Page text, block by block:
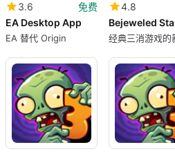
3.6
免费
EA Desktop App
EA 替代 Origin
4.8
经典三消游戏的